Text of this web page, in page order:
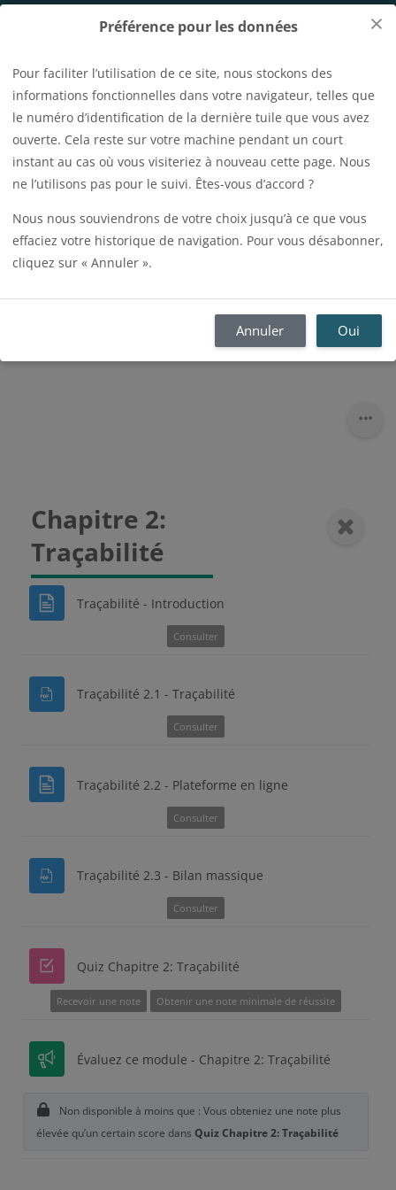
Passer au contenu principal
Nom d’utilisateur
Mot de passe
Connexion
Accueil Tools Plus
Ouvrir l’index du cours
Rainforest Alliance Sustainable
Agriculture Standard V1.4
Chapitre 2:
Traçabilité
Traçabilité - Introduction
Consulter
Traçabilité 2.1 - Traçabilité
Consulter
Traçabilité 2.2 - Plateforme en ligne
Consulter
Traçabilité 2.3 - Bilan massique
Consulter
Quiz Chapitre 2: Traçabilité
Recevoir une note Obtenir une note minimale de réussite
Évaluez ce module - Chapitre 2: Traçabilité
Non disponible à moins que : Vous obteniez une note plus
élevée qu’un certain score dans Quiz Chapitre 2: Traçabilité
Préférence pour les données ×
Pour faciliter l’utilisation de ce site, nous stockons des
informations fonctionnelles dans votre navigateur, telles que
le numéro d’identification de la dernière tuile que vous avez
ouverte. Cela reste sur votre machine pendant un court
instant au cas où vous visiteriez à nouveau cette page. Nous
ne l’utilisons pas pour le suivi. Êtes-vous d’accord ?
Nous nous souviendrons de votre choix jusqu’à ce que vous
effaciez votre historique de navigation. Pour vous désabonner,
cliquez sur « Annuler ».
Annuler Oui